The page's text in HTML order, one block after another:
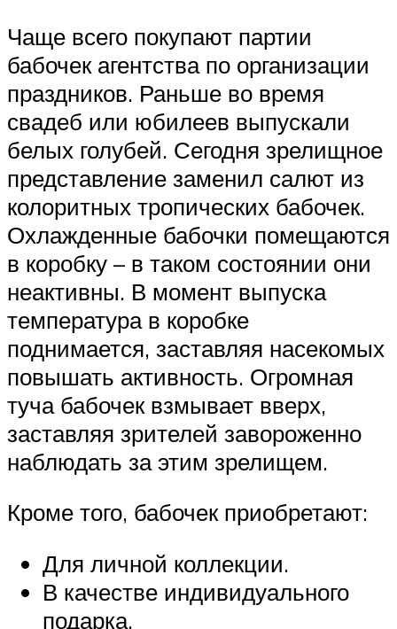
Чаще всего покупают партии
бабочек агентства по организации
праздников. Раньше во время
свадеб или юбилеев выпускали
белых голубей. Сегодня зрелищное
представление заменил салют из
колоритных тропических бабочек.
Охлажденные бабочки помещаются
в коробку – в таком состоянии они
неактивны. В момент выпуска
температура в коробке
поднимается, заставляя насекомых
повышать активность. Огромная
туча бабочек взмывает вверх,
заставляя зрителей завороженно
наблюдать за этим зрелищем.
Кроме того, бабочек приобретают:
Для личной коллекции.
В качестве индивидуального
подарка.